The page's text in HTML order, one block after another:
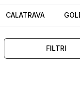
CALATRAVA
FILTRI